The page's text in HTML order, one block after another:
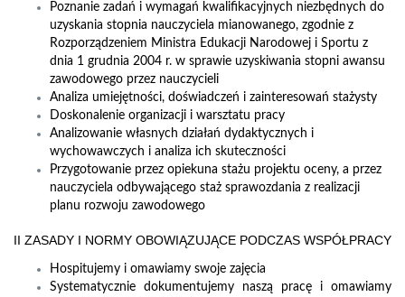
Poznanie zadań i wymagań kwalifikacyjnych niezbędnych do
uzyskania stopnia nauczyciela mianowanego, zgodnie z
Rozporządzeniem Ministra Edukacji Narodowej i Sportu z
dnia 1 grudnia 2004 r. w sprawie uzyskiwania stopni awansu
zawodowego przez nauczycieli
Analiza umiejętności, doświadczeń i zainteresowań stażysty
Doskonalenie organizacji i warsztatu pracy
Analizowanie własnych działań dydaktycznych i
wychowawczych i analiza ich skuteczności
Przygotowanie przez opiekuna stażu projektu oceny, a przez
nauczyciela odbywającego staż sprawozdania z realizacji
planu rozwoju zawodowego
II ZASADY I NORMY OBOWIĄZUJĄCE PODCZAS WSPÓŁPRACY
Hospitujemy i omawiamy swoje zajęcia
Systematycznie dokumentujemy naszą pracę i omawiamy